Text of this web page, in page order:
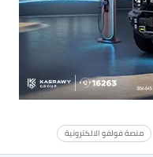
منصة فولفو الالكترونية